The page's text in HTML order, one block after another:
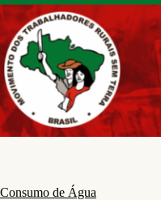
Pular
para
o
conteúdo
Consumo de Água